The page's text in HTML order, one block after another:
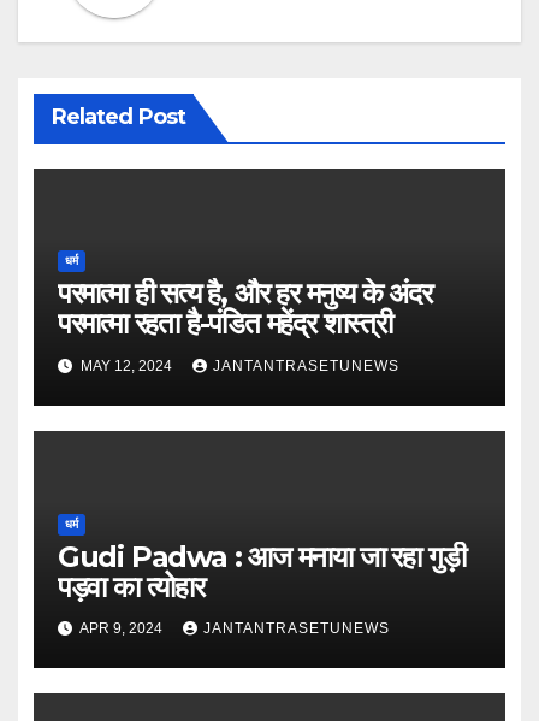
Related Post
धर्म
परमात्मा ही सत्य है, और हर मनुष्य के अंदर
परमात्मा रहता है-पंडित महेंद्र शास्त्री
MAY 12, 2024 JANTANTRASETUNEWS
धर्म
Gudi Padwa : आज मनाया जा रहा गुड़ी
पड़वा का त्योहार
APR 9, 2024 JANTANTRASETUNEWS